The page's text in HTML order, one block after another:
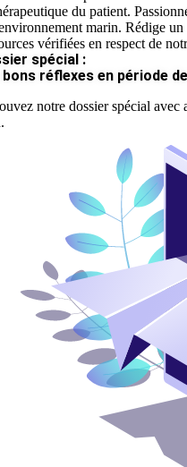
du patient.
marin. Rédige
vérifiées en respect de
spécial :
bons réflexes en période
notre dossier spécial avec